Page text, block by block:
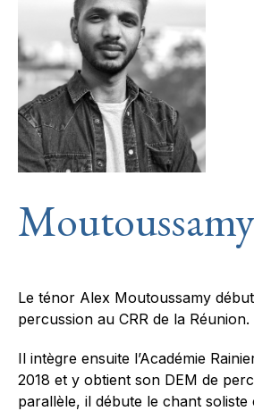
Moutoussamy
Le ténor Alex Moutoussamy
percussion au CRR de la Réunion.
Il intègre ensuite l’Académie
2018 et y obtient son DEM de
parallèle, il débute le chant soliste